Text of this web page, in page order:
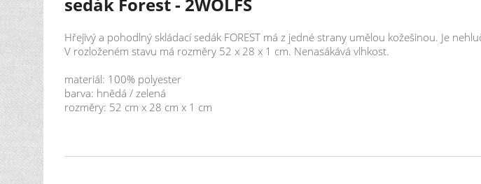
Hřejivý a pohodlný skládací sedák FOREST má z jedné strany umělou kožešinou. Je
V rozloženém stavu má rozměry 52 x 28 x 1 cm. Nenasákává vlhkost.
materiál: 100% polyester
barva: hnědá / zelená
rozměry: 52 cm x 28 cm x 1 cm